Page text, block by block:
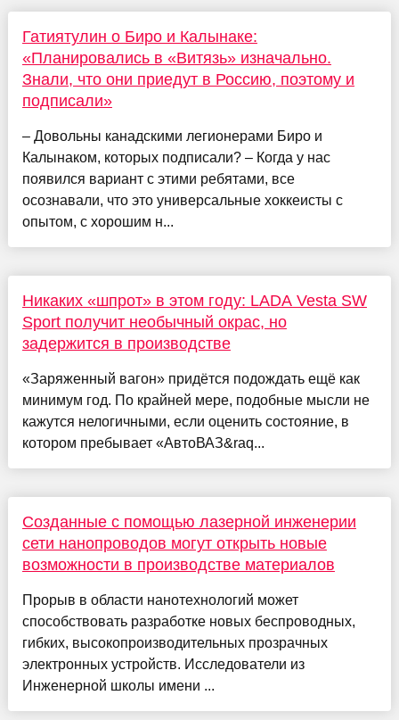
Гатиятулин о Биро и Калынаке:
«Планировались в «Витязь» изначально.
Знали, что они приедут в Россию, поэтому и
подписали»
– Довольны канадскими легионерами Биро и
Калынаком, которых подписали? – Когда у нас
появился вариант с этими ребятами, все
осознавали, что это универсальные хоккеисты с
опытом, с хорошим н...
Никаких «шпрот» в этом году: LADA Vesta SW
Sport получит необычный окрас, но
задержится в производстве
«Заряженный вагон» придётся подождать ещё как
минимум год. По крайней мере, подобные мысли не
кажутся нелогичными, если оценить состояние, в
котором пребывает «АвтоВАЗ&raq...
Созданные с помощью лазерной инженерии
сети нанопроводов могут открыть новые
возможности в производстве материалов
Прорыв в области нанотехнологий может
способствовать разработке новых беспроводных,
гибких, высокопроизводительных прозрачных
электронных устройств. Исследователи из
Инженерной школы имени ...